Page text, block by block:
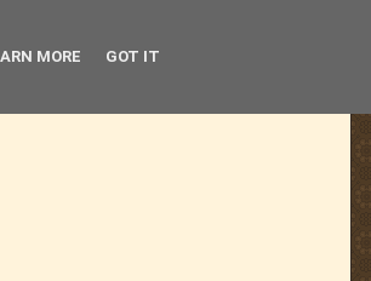
MORE GOT IT